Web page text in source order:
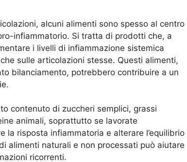
alcuni alimenti sono spesso al centro
infiammatorio. Si tratta di prodotti che, a
i livelli di infiammazione sistemica
sulle articolazioni stesse. Questi alimenti,
bilanciamento, potrebbero contribuire a un
contenuto di zuccheri semplici, grassi
animali, soprattutto se lavorate
la risposta infiammatoria e alterare l’equilibrio
alimenti naturali e non processati può aiutare
ricorrenti.